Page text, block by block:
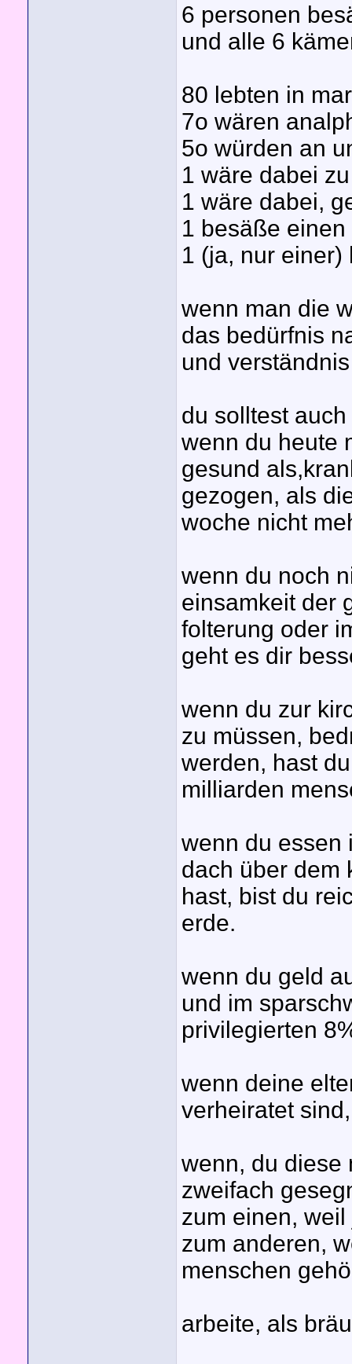
6 personen
und alle 6
80 lebten in
7o wären
5o würden an
1 wäre dabei
1 wäre dabei,
1 besäße
1 (ja, nur
wenn man die
das bedürfnis
und
du solltest
wenn du heute
gesund
gezogen, als
woche nicht
wenn du noch
einsamkeit der
folterung oder
geht es dir
wenn du zur
zu müssen,
werden, hast
milliarden
wenn du essen
dach über dem
hast, bist du
erde.
wenn du geld
und im
privilegierten
wenn deine
verheiratet
wenn, du diese
zweifach
zum einen,
zum anderen,
menschen
arbeite, als